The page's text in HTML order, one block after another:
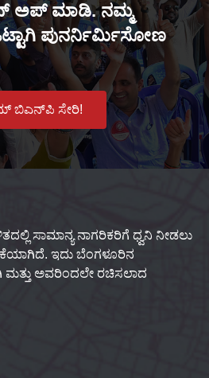
ಅಪ್ ಮಾಡಿ. ನಮ್ಮ
ಪುನರ್ನಿರ್ಮಿಸೋಣ
ಬಿಎನ್‌ಪಿ ಸೇರಿ!
ಸಾಮಾನ್ಯ ನಾಗರಿಕರಿಗೆ ಧ್ವನಿ ನೀಡಲು
ಇದು ಬೆಂಗಳೂರಿನ
ಮತ್ತು ಅವರಿಂದಲೇ ರಚಿಸಲಾದ